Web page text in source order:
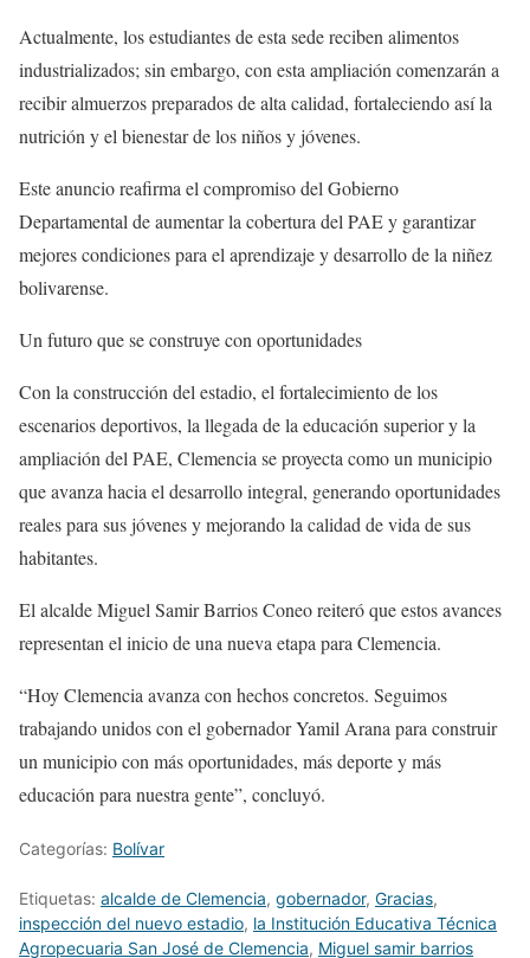
Actualmente, los estudiantes de esta sede reciben alimentos
industrializados; sin embargo, con esta ampliación comenzarán a
recibir almuerzos preparados de alta calidad, fortaleciendo así la
nutrición y el bienestar de los niños y jóvenes.
Este anuncio reafirma el compromiso del Gobierno
Departamental de aumentar la cobertura del PAE y garantizar
mejores condiciones para el aprendizaje y desarrollo de la niñez
bolivarense.
Un futuro que se construye con oportunidades
Con la construcción del estadio, el fortalecimiento de los
escenarios deportivos, la llegada de la educación superior y la
ampliación del PAE, Clemencia se proyecta como un municipio
que avanza hacia el desarrollo integral, generando oportunidades
reales para sus jóvenes y mejorando la calidad de vida de sus
habitantes.
El alcalde Miguel Samir Barrios Coneo reiteró que estos avances
representan el inicio de una nueva etapa para Clemencia.
“Hoy Clemencia avanza con hechos concretos. Seguimos
trabajando unidos con el gobernador Yamil Arana para construir
un municipio con más oportunidades, más deporte y más
educación para nuestra gente”, concluyó.
Categorías: Bolívar
Etiquetas: alcalde de Clemencia, gobernador, Gracias,
inspección del nuevo estadio, la Institución Educativa Técnica
Agropecuaria San José de Clemencia, Miguel samir barrios